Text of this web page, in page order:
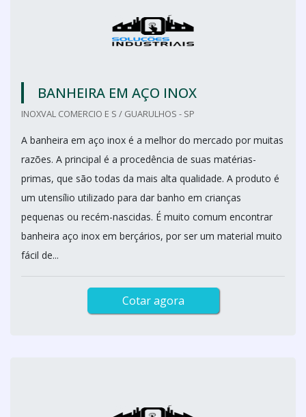
BANHEIRA EM AÇO INOX
INOXVAL COMERCIO E S / GUARULHOS - SP
A banheira em aço inox é a melhor do mercado por muitas
razões. A principal é a procedência de suas matérias-
primas, que são todas da mais alta qualidade. A produto é
um utensílio utilizado para dar banho em crianças
pequenas ou recém-nascidas. É muito comum encontrar
banheira aço inox em berçários, por ser um material muito
fácil de...
Cotar agora